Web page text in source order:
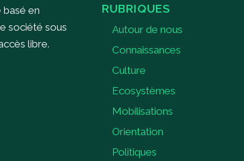
basé en
société sous
libre.
RUBRIQUES
Autour de nous
Connaissances
Culture
Ecosystèmes
Mobilisations
Orientation
Politiques